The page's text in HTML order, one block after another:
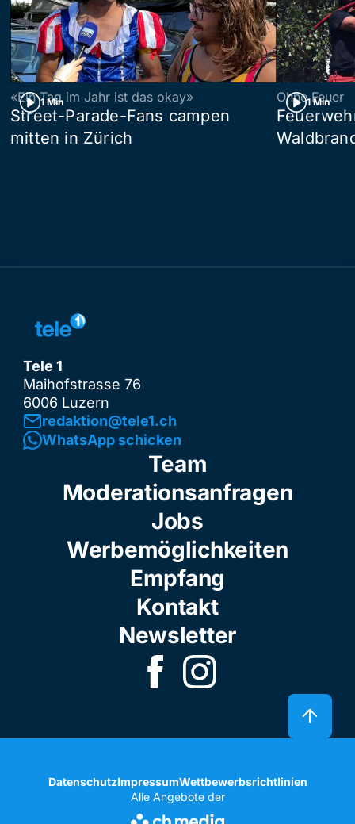
1 Min
«Ein Tag im Jahr ist das okay»
Street-Parade-Fans campen
mitten in Zürich
1 Min
Ohne Feuer
Tele 1
Maihofstrasse 76
6006 Luzern
redaktion@tele1.ch
WhatsApp schicken
Team
Moderationsanfragen
Jobs
Werbemöglichkeiten
Empfang
Kontakt
Newsletter
DatenschutzImpressumWettbewerbsrichtlinien
Alle Angebote der